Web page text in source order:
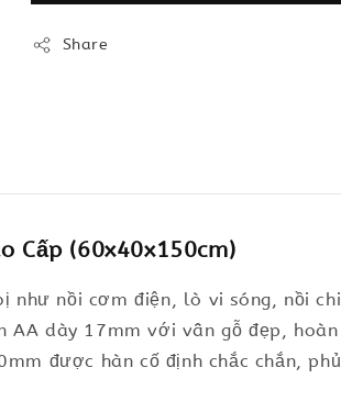
Share
Cấp (60x40x150cm)
nồi cơm điện, lò vi sóng, nồi
dày 17mm với vân gỗ đẹp, hoàn
được hàn cố định chắc chắn,